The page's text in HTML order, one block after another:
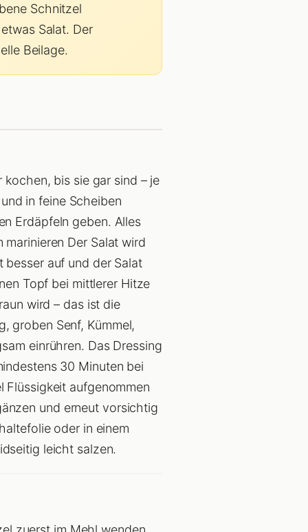
Schnitzel
Salat. Der
Beilage.
bis sie gar sind – je
in feine Scheiben
Erdäpfeln geben. Alles
Der Salat wird
besser auf und der Salat
Topf bei mittlerer Hitze
wird – das ist die
groben Senf, Kümmel,
einrühren. Das Dressing
30 Minuten bei
Flüssigkeit aufgenommen
und erneut vorsichtig
oder in einem
leicht salzen.